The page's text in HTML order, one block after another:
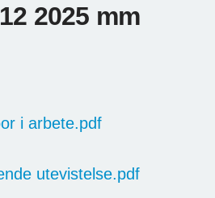
2025 mm
i arbete.pdf
utevistelse.pdf